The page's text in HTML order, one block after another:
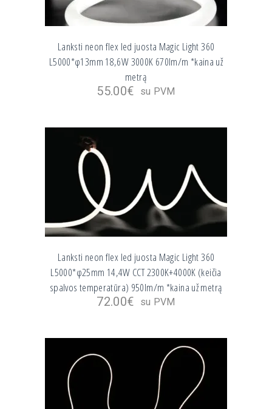
Lanksti neon flex led juosta Magic Light 360
L5000*φ13mm 18,6W 3000K 670lm/m *kaina už
metrą
55.00€ su PVM
Lanksti neon flex led juosta Magic Light 360
L5000*φ25mm 14,4W CCT 2300K+4000K (keičia
spalvos temperatūra) 950lm/m *kaina už metrą
72.00€ su PVM